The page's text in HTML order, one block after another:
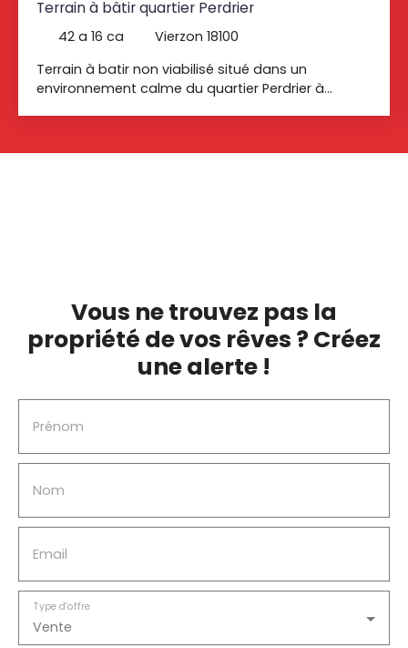
Terrain à bâtir quartier Perdrier
42 a 16 ca
Vierzon 18100
Terrain à batir non viabilisé situé dans un
environnement calme du quartier Perdrier à
Vous ne trouvez pas la
propriété de vos rêves ? Créez
une alerte !
Prénom
Nom
Email
Vente
Type d'offre